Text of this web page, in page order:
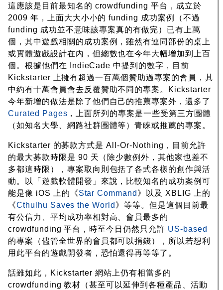
這應該是目前最知名的 crowdfunding 平台，成立於
2009 年，上面大大小小的 funding 成功案例（不過
funding 成功並不意味該專案真的有做完）已有上萬
個，其中遊戲相關的成功案例，雖然有連同部份的桌上
或實體遊戲設計在內，但總數也在今年大幅增加到上百
個。根據他們在 IndieCade 中提到的數字，目前
Kickstarter 上擁有超過一百萬個贊助過專案的會員，其
中約有十萬會員會去反覆贊助不同的專案。Kickstarter
今年新增的做法是除了他們自己的推薦專案外，還多了
Curated Pages ，上面所列的專案是一些受第三方團體
（如知名大學、網路社群團體等）青睞或推薦的專案。
Kickstarter 的募款方式是 All-Or-Nothing，目前允許
的最大募款時限是 90 天（除少數例外，其他家也差不
多都這時限），專案取向則包括了各式各樣的創作與活
動。以「遊戲軟體開發」來說，比較知名的成功案例可
能是像 iOS 上的《Star Command 》以及 XBLIG 上的
《Cthulhu Saves the World 》等等。但是這個目前最
有公信力、平均成功率相對高、會員最多的
crowdfunding 平台，時至今日仍然只允許 US-based
的專案（儘管全世界的會員都可以捐錢），所以若想利
用此平台的遊戲開發者，恐怕還得再等等了。
話雖如此，Kickstarter 網站上仍有相當多的
crowdfunding 教材（甚至可以延伸到各種產品、活動